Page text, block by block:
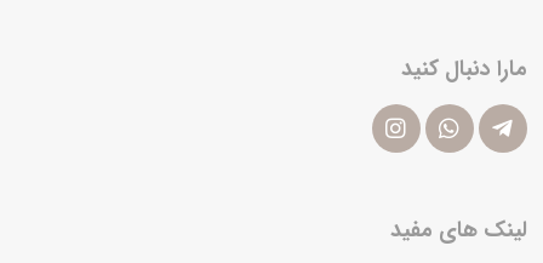
مارا دنبال کنید
لینک های مفید